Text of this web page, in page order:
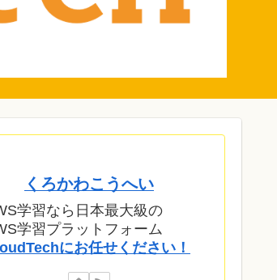
くろかわこうへい
学習なら日本最大級の
学習プラットフォーム
にお任せください！